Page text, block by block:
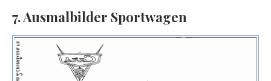
7. Ausmalbilder Sportwagen